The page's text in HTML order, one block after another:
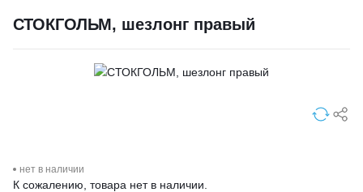
СТОКГОЛЬМ, шезлонг правый
нет в наличии
К сожалению, товара нет в наличии.